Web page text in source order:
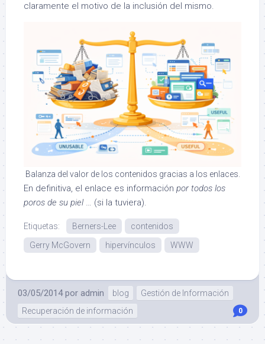
claramente el motivo de la inclusión del mismo.
Balanza del valor de los contenidos gracias a los enlaces.
En definitiva, el enlace es información por todos los
poros de su piel… (si la tuviera).
Etiquetas: Berners-Lee
contenidos
Gerry McGovern
hipervínculos WWW
03/05/2014 por admin blog
Gestión de Información
Recuperación de información
0